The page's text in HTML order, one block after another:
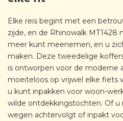
Elke reis begint met een
zijde, en de Rhinowalk MT1428
meer kunt meenemen, en u
maken. Deze tweedelige
is ontworpen voor de moderne
moeiteloos op vrijwel elke fiets
u kunt inpakken voor woon-
wilde ontdekkingstochten. Of
wegen achtervolgt of inpakt